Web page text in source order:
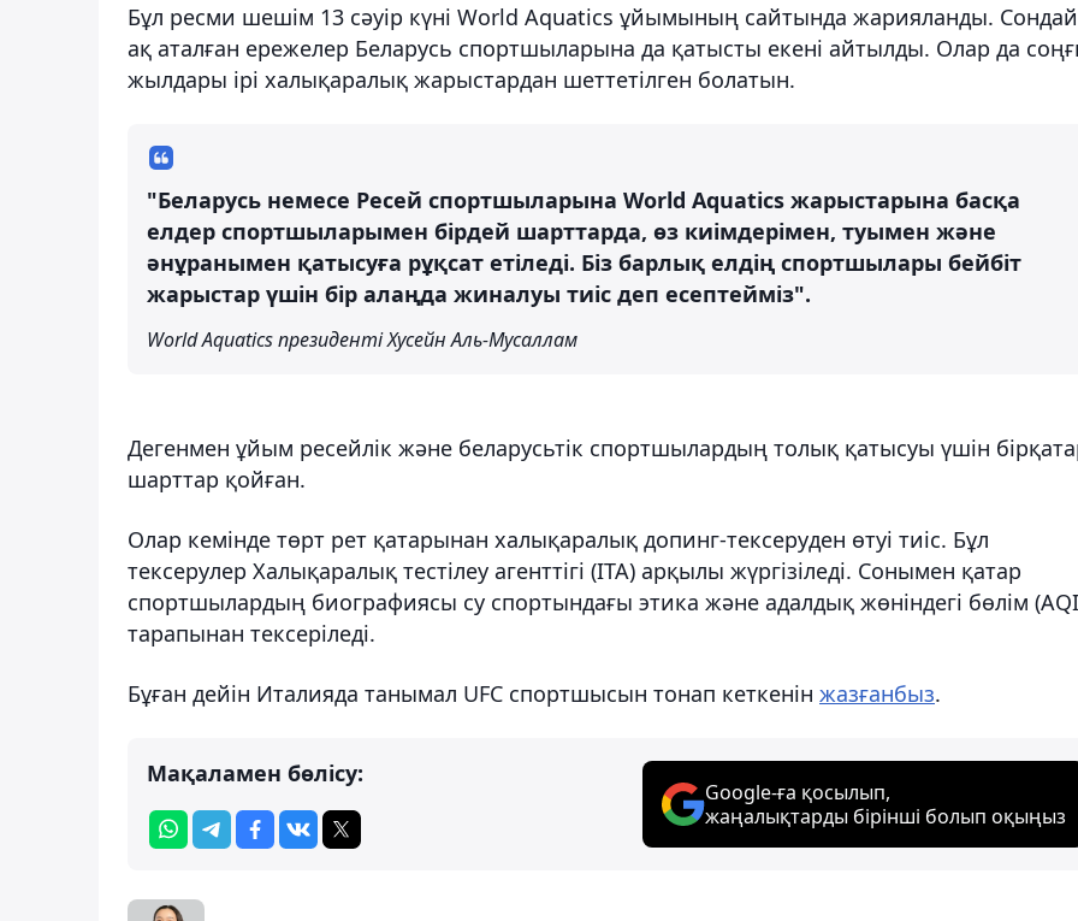
Бұл ресми шешім 13 сәуір күні World Aquatics ұйымының сайтында жарияланды.
ақ аталған ережелер Беларусь спортшыларына да қатысты екені айтылды. Олар да
жылдары ірі халықаралық жарыстардан шеттетілген болатын.
"Беларусь немесе Ресей спортшыларына World Aquatics жарыстарына басқа
елдер спортшыларымен бірдей шарттарда, өз киімдерімен, туымен және
әнұранымен қатысуға рұқсат етіледі. Біз барлық елдің спортшылары бейбіт
жарыстар үшін бір алаңда жиналуы тиіс деп есептейміз".
World Aquatics президенті Хусейн Аль-Мусаллам
Дегенмен ұйым ресейлік және беларусьтік спортшылардың толық қатысуы үшін
шарттар қойған.
Олар кемінде төрт рет қатарынан халықаралық допинг-тексеруден өтуі тиіс. Бұл
тексерулер Халықаралық тестілеу агенттігі (ITA) арқылы жүргізіледі. Сонымен қатар
спортшылардың биографиясы су спортындағы этика және адалдық жөніндегі бөлім
тарапынан тексеріледі.
Бұған дейін Италияда танымал UFC спортшысын тонап кеткенін жазғанбыз.
Мақаламен бөлісу:
Google-ға қосылып,
жаңалықтарды бірінші болып оқыңыз